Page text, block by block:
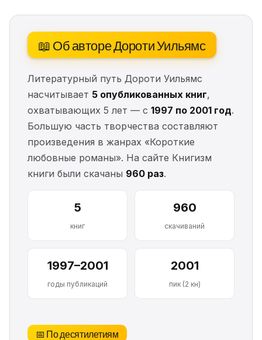
📖 Об авторе Дороти Уильямс
Литературный путь Дороти Уильямс
насчитывает 5 опубликованных книг,
охватывающих 5 лет — с 1997 по 2001 год.
Большую часть творчества составляют
произведения в жанрах «Короткие
любовные романы». На сайте Книгизм
книги были скачаны 960 раз.
5
книг
960
скачиваний
1997–2001
годы публикаций
2001
пик (2 кн)
📅 По десятилетиям